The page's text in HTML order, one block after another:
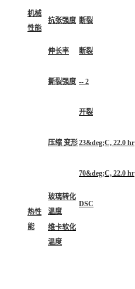
机械
性能
抗张强度 断裂
伸长率 断裂
撕裂强度 -- 2
开裂
压缩 变形23&deg;C, 22.0 hr
70&deg;C, 22.0 hr
热性
能
玻璃转化
温度
DSC
维卡软化
温度